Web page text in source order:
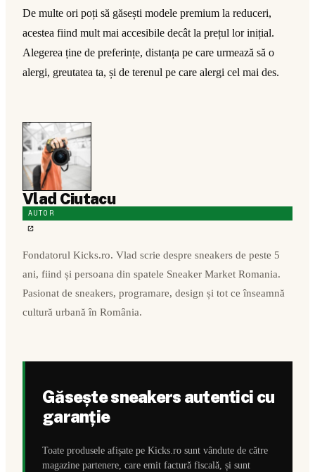
De multe ori poți să găsești modele premium la reduceri,
acestea fiind mult mai accesibile decât la prețul lor inițial.
Alegerea ține de preferințe, distanța pe care urmează să o
alergi, greutatea ta, și de terenul pe care alergi cel mai des.
Vlad Ciutacu
AUTOR
Fondatorul Kicks.ro. Vlad scrie despre sneakers de peste 5
ani, fiind și persoana din spatele Sneaker Market Romania.
Pasionat de sneakers, programare, design și tot ce înseamnă
cultură urbană în România.
Găsește sneakers autentici cu
garanție
Toate produsele afișate pe Kicks.ro sunt vândute de către
magazine partenere, care emit factură fiscală, și sunt